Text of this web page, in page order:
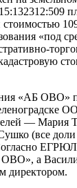
стоимостью
«под
«АБ ОВО»
— Мария
(все доли
ОВО», а
директором.